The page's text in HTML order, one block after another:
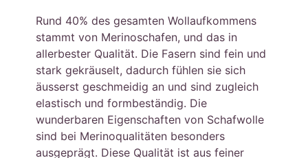
Rund 40% des gesamten Wollaufkommens
stammt von Merinoschafen, und das in
allerbester Qualität. Die Fasern sind fein und
stark gekräuselt, dadurch fühlen sie sich
äusserst geschmeidig an und sind zugleich
elastisch und formbeständig. Die
wunderbaren Eigenschaften von Schafwolle
sind bei Merinoqualitäten besonders
ausgeprägt. Diese Qualität ist aus feiner